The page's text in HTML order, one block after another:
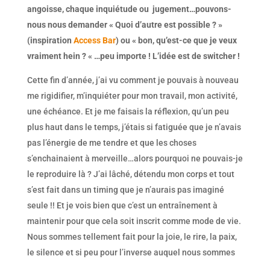
angoisse, chaque inquiétude ou jugement…pouvons-
nous nous demander « Quoi d’autre est possible ? »
(inspiration Access Bar) ou « bon, qu’est-ce que je veux
vraiment hein ? « …peu importe ! L’idée est de switcher !
Cette fin d’année, j’ai vu comment je pouvais à nouveau
me rigidifier, m’inquiéter pour mon travail, mon activité,
une échéance. Et je me faisais la réflexion, qu’un peu
plus haut dans le temps, j’étais si fatiguée que je n’avais
pas l’énergie de me tendre et que les choses
s’enchainaient à merveille…alors pourquoi ne pouvais-je
le reproduire là ? J’ai lâché, détendu mon corps et tout
s’est fait dans un timing que je n’aurais pas imaginé
seule !! Et je vois bien que c’est un entraînement à
maintenir pour que cela soit inscrit comme mode de vie.
Nous sommes tellement fait pour la joie, le rire, la paix,
le silence et si peu pour l’inverse auquel nous sommes